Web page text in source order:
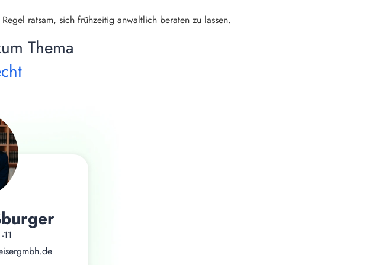
ratsam, sich frühzeitig anwaltlich beraten zu lassen.
Thema